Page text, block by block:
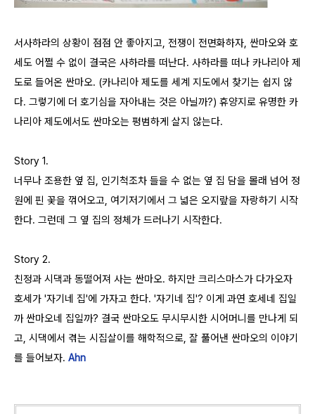
서사하라의 상황이 점점 안 좋아지고, 전쟁이 전면화하자, 싼마오와 호
세도 어쩔 수 없이 결국은 사하라를 떠난다. 사하라를 떠나 카나리아 제
도로 들어온 싼마오. (카나리아 제도를 세계 지도에서 찾기는 쉽지 않
다. 그렇기에 더 호기심을 자아내는 것은 아닐까?) 휴양지로 유명한 카
나리아 제도에서도 싼마오는 평범하게 살지 않는다.
Story 1.
너무나 조용한 옆 집, 인기척조차 들을 수 없는 옆 집 담을 몰래 넘어 정
원에 핀 꽃을 꺾어오고, 여기저기에서 그 넓은 오지랖을 자랑하기 시작
한다. 그런데 그 옆 집의 정체가 드러나기 시작한다.
Story 2.
친정과 시댁과 동떨어져 사는 싼마오. 하지만 크리스마스가 다가오자
호세가 '자기네 집'에 가자고 한다. '자기네 집'? 이게 과연 호세네 집일
까 싼마오네 집일까? 결국 싼마오도 무시무시한 시어머니를 만나게 되
고, 시댁에서 겪는 시집살이를 해학적으로, 잘 풀어낸 싼마오의 이야기
를 들어보자. Ahn